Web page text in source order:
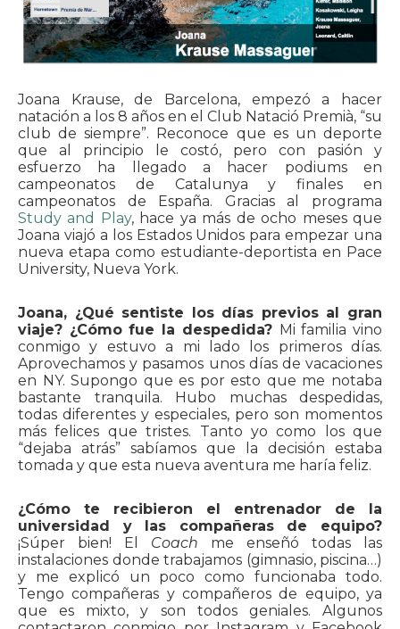
Joana Krause, de Barcelona, empezó a hacer
natación a los 8 años en el Club Natació Premià, “su
club de siempre”. Reconoce que es un deporte
que al principio le costó, pero con pasión y
esfuerzo ha llegado a hacer podiums en
campeonatos de Catalunya y finales en
campeonatos de España. Gracias al programa
Study and Play, hace ya más de ocho meses que
Joana viajó a los Estados Unidos para empezar una
nueva etapa como estudiante-deportista en Pace
University, Nueva York.
Joana, ¿Qué sentiste los días previos al gran
viaje? ¿Cómo fue la despedida? Mi familia vino
conmigo y estuvo a mi lado los primeros días.
Aprovechamos y pasamos unos días de vacaciones
en NY. Supongo que es por esto que me notaba
bastante tranquila. Hubo muchas despedidas,
todas diferentes y especiales, pero son momentos
más felices que tristes. Tanto yo como los que
“dejaba atrás” sabíamos que la decisión estaba
tomada y que esta nueva aventura me haría feliz.
¿Cómo te recibieron el entrenador de la
universidad y las compañeras de equipo?
¡Súper bien! El Coach me enseñó todas las
instalaciones donde trabajamos (gimnasio, piscina…)
y me explicó un poco como funcionaba todo.
Tengo compañeras y compañeros de equipo, ya
que es mixto, y son todos geniales. Algunos